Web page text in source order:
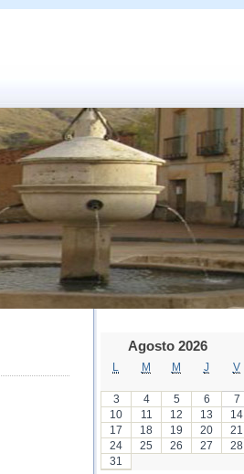
Agosto 2026
M M J V
3
4 5 6 7
10
11 12 13 14
17
18 19 20 21
24
25 26 27 28
31